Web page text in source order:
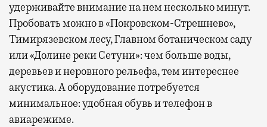
удерживайте внимание на нем несколько минут.
Пробовать можно в «Покровском-Стрешнево»,
Тимирязевском лесу, Главном ботаническом саду
или «Долине реки Сетуни»: чем больше воды,
деревьев и неровного рельефа, тем интереснее
акустика. А оборудование потребуется
минимальное: удобная обувь и телефон в
авиарежиме.